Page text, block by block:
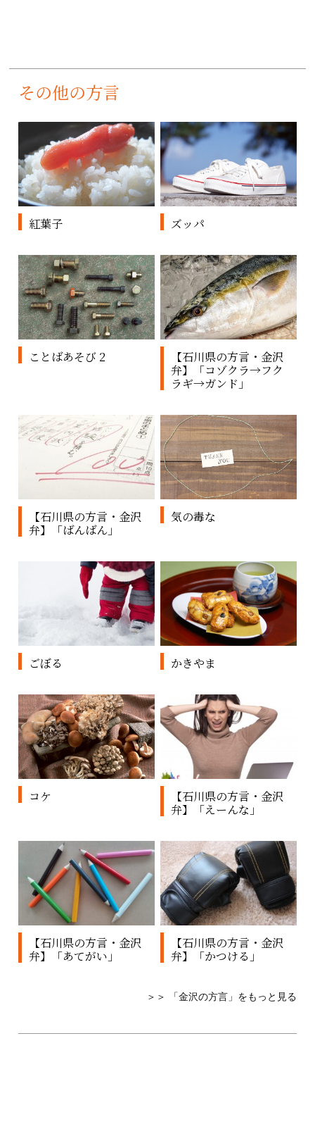
その他の方言
紅葉子 ズッパ
ことばあそび 2
【石川県の方言・金沢
弁】「コゾクラ→フク
ラギ→ガンド」
【石川県の方言・金沢
弁】「ばんばん」
気の毒な
ごぼる かきやま
コケ
【石川県の方言・金沢
弁】「えーんな」
【石川県の方言・金沢
弁】「あてがい」
【石川県の方言・金沢
弁】「かつける」
＞＞ 「金沢の方言」をもっと見る